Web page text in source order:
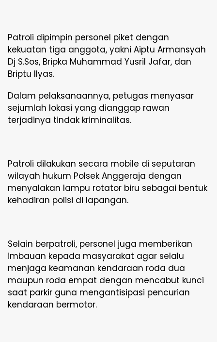
Patroli dipimpin personel piket dengan
kekuatan tiga anggota, yakni Aiptu Armansyah
Dj S.Sos, Bripka Muhammad Yusril Jafar, dan
Briptu Ilyas.
Dalam pelaksanaannya, petugas menyasar
sejumlah lokasi yang dianggap rawan
terjadinya tindak kriminalitas.
Patroli dilakukan secara mobile di seputaran
wilayah hukum Polsek Anggeraja dengan
menyalakan lampu rotator biru sebagai bentuk
kehadiran polisi di lapangan.
Selain berpatroli, personel juga memberikan
imbauan kepada masyarakat agar selalu
menjaga keamanan kendaraan roda dua
maupun roda empat dengan mencabut kunci
saat parkir guna mengantisipasi pencurian
kendaraan bermotor.